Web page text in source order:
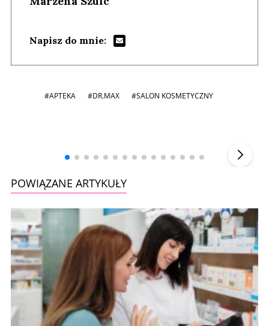
Napisz do mnie:
#APTEKA #DR.MAX #SALON KOSMETYCZNY
POWIĄZANE ARTYKUŁY